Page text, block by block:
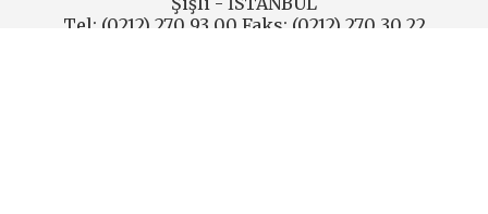
2013
Tel: (0212) 270 93 00 Faks: (0212) 270 30 22